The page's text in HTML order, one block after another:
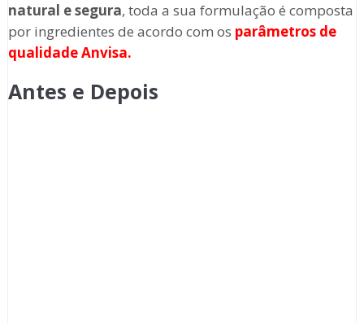
natural e segura, toda a sua formulação é composta
por ingredientes de acordo com os parâmetros de
qualidade Anvisa.
Antes e Depois